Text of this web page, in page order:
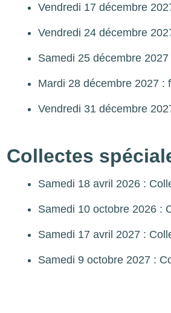
Vendredi 17 décembre
Vendredi 24 décembre
Samedi 25 décembre 2027
Mardi 28 décembre 2027 :
Vendredi 31 décembre
Collectes
Samedi 18 avril 2026 :
Samedi 10 octobre 2026 :
Samedi 17 avril 2027 :
Samedi 9 octobre 2027 :